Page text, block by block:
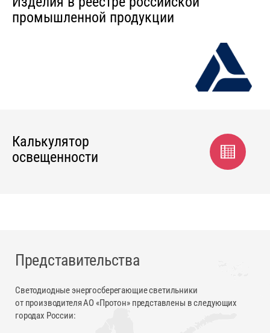
промышленной продукции
Калькулятор
освещенности
Представительства
Светодиодные энергосберегающие светильники
от производителя АО «Протон» представлены в следующих
городах России: